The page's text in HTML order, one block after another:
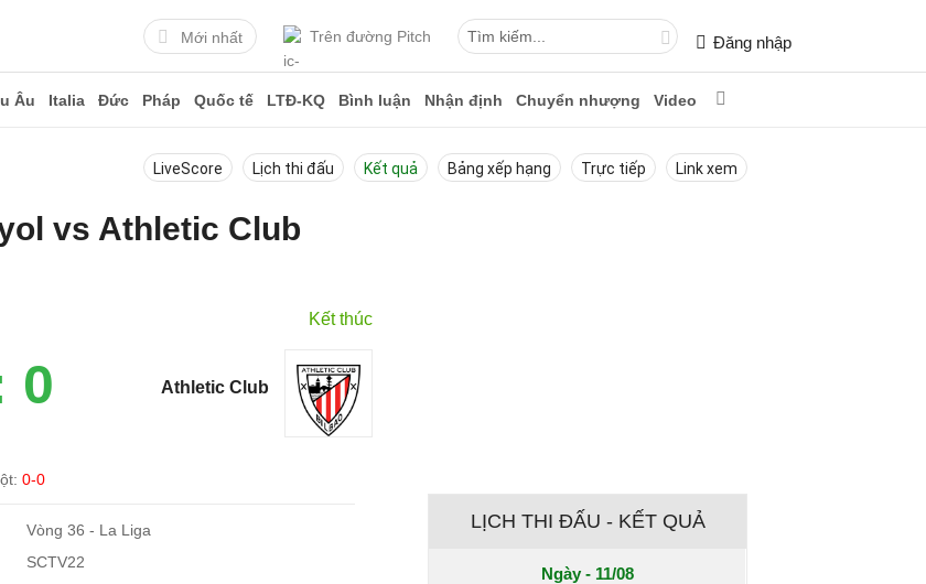
Mới nhất Trên đường Pitch Đăng nhập
Âu Italia Đức Pháp Quốc tế LTĐ-KQ Bình luận Nhận định Chuyển nhượng Video
LiveScore Lịch thi đấu Kết quả Bảng xếp hạng Trực tiếp Link xem
vs Athletic Club
Kết thúc
0 Athletic Club
0-0
Vòng 36 - La Liga
SCTV22
LỊCH THI ĐẤU - KẾT QUẢ
Ngày - 11/08